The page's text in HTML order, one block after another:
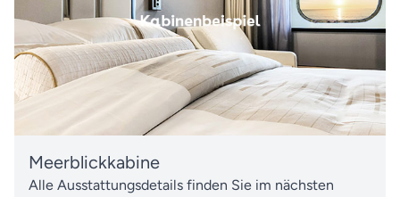
Meerblickkabine
Alle Ausstattungsdetails finden Sie im nächsten